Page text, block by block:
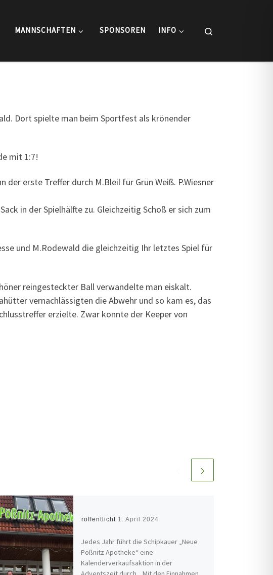
MANNSCHAFTEN SPONSOREN INFO
Dort spielte man beim Sportfest als krönender
mit 1:7!
erste Treffer durch M.Bleil für Grün Weiß. P.Wiesner
in der Spielhälfte zu. Gleichzeitig Schoß er sich zum
und M.Rodewald die gleichzeitig Ihr letztes Spiel für
reingesteckter Ball verwandelte man eiskalt.
vernachlässigten die Abwehr und so kam es, das
erzielte. Zwar konnte der Keeper von
Veröffentlicht 1. April 2024
Jedes Jahr führt die Schipkauer „Neue
Pößnitz Apotheke“ eine
Kalenderverkaufsaktion in der